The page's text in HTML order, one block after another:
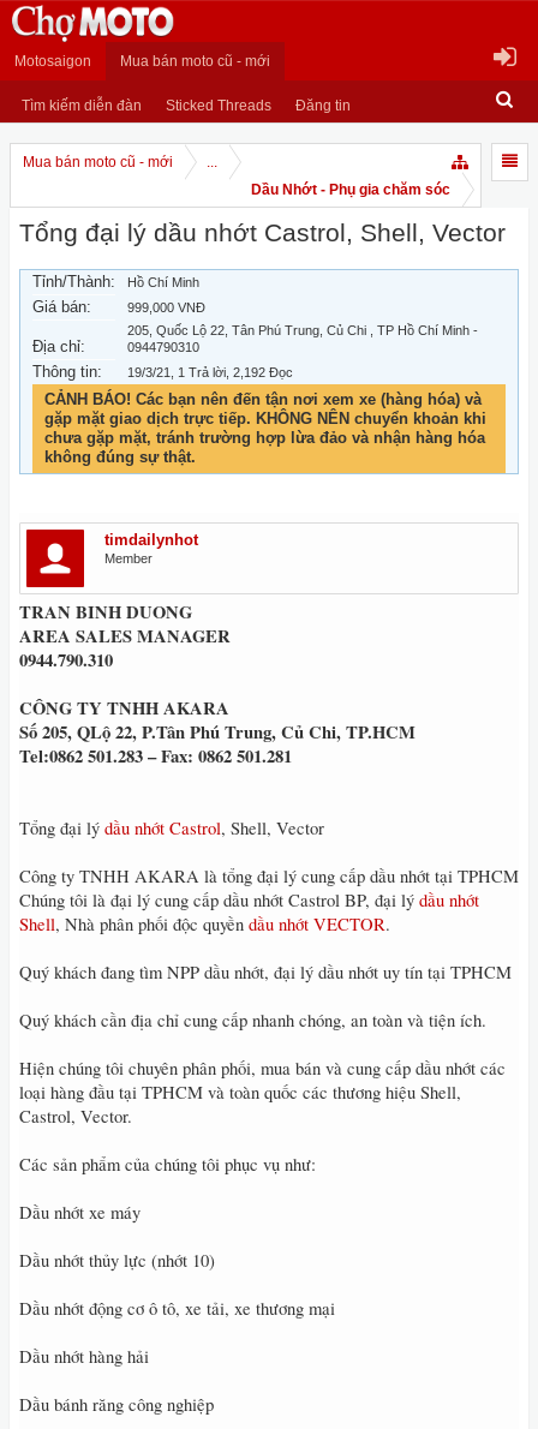
Motosaigon Mua bán moto cũ - mới
Tìm kiếm diễn đàn Sticked Threads Đăng tin
Mua bán moto cũ - mới
...
Dầu Nhớt - Phụ gia chăm sóc
Tổng đại lý dầu nhớt Castrol, Shell, Vector
Tỉnh/Thành: Hồ Chí Minh
Giá bán: 999,000 VNĐ
Địa chỉ:
205, Quốc Lộ 22, Tân Phú Trung, Củ Chi , TP Hồ Chí Minh -
0944790310
Thông tin: 19/3/21 , 1 Trả lời, 2,192 Đọc
CẢNH BÁO! Các bạn nên đến tận nơi xem xe (hàng hóa) và
gặp mặt giao dịch trực tiếp. KHÔNG NÊN chuyển khoản khi
chưa gặp mặt, tránh trường hợp lừa đảo và nhận hàng hóa
không đúng sự thật.
timdailynhot
Member
TRAN BINH DUONG
AREA SALES MANAGER
0944.790.310
CÔNG TY TNHH AKARA
Số 205, QLộ 22, P.Tân Phú Trung, Củ Chi, TP.HCM
Tel:0862 501.283 – Fax: 0862 501.281
Tổng đại lý dầu nhớt Castrol, Shell, Vector
Công ty TNHH AKARA là tổng đại lý cung cấp dầu nhớt tại TPHCM
Chúng tôi là đại lý cung cấp dầu nhớt Castrol BP, đại lý dầu nhớt
Shell, Nhà phân phối độc quyền dầu nhớt VECTOR.
Quý khách đang tìm NPP dầu nhớt, đại lý dầu nhớt uy tín tại TPHCM
Quý khách cần địa chỉ cung cấp nhanh chóng, an toàn và tiện ích.
Hiện chúng tôi chuyên phân phối, mua bán và cung cấp dầu nhớt các
loại hàng đầu tại TPHCM và toàn quốc các thương hiệu Shell,
Castrol, Vector.
Các sản phẩm của chúng tôi phục vụ như:
Dầu nhớt xe máy
Dầu nhớt thủy lực (nhớt 10)
Dầu nhớt động cơ ô tô, xe tải, xe thương mại
Dầu nhớt hàng hải
Dầu bánh răng công nghiệp